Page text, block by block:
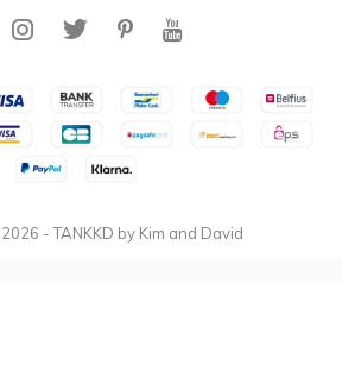
2026 - TANKKD by Kim and David